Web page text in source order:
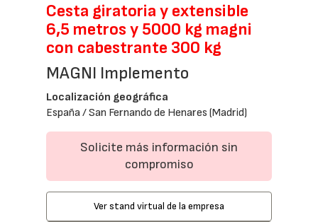
Cesta giratoria y extensible
6,5 metros y 5000 kg magni
con cabestrante 300 kg
MAGNI Implemento
Localización geográfica
España / San Fernando de Henares (Madrid)
Solicite más información sin
compromiso
Ver stand virtual de la empresa